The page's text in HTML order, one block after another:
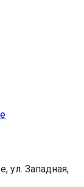
ул. Западная,